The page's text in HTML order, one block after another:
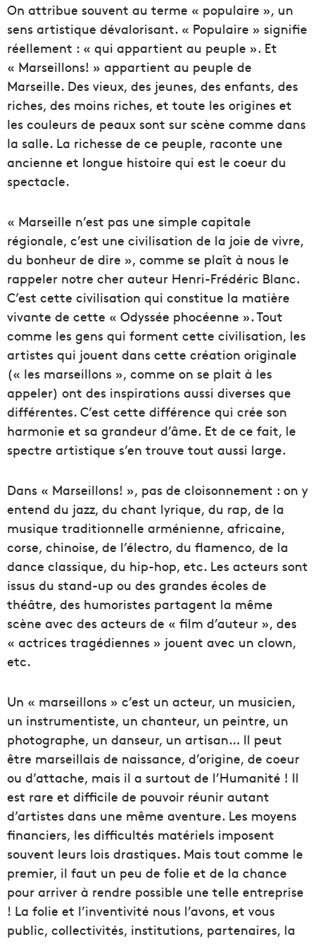
On attribue souvent au terme « populaire », un
sens artistique dévalorisant. « Populaire » signifie
réellement : « qui appartient au peuple ». Et
« Marseillons! » appartient au peuple de
Marseille. Des vieux, des jeunes, des enfants, des
riches, des moins riches, et toute les origines et
les couleurs de peaux sont sur scène comme dans
la salle. La richesse de ce peuple, raconte une
ancienne et longue histoire qui est le coeur du
spectacle.
« Marseille n’est pas une simple capitale
régionale, c’est une civilisation de la joie de vivre,
du bonheur de dire », comme se plaît à nous le
rappeler notre cher auteur Henri-Frédéric Blanc.
C’est cette civilisation qui constitue la matière
vivante de cette « Odyssée phocéenne ». Tout
comme les gens qui forment cette civilisation, les
artistes qui jouent dans cette création originale
(« les marseillons », comme on se plait à les
appeler) ont des inspirations aussi diverses que
différentes. C’est cette différence qui crée son
harmonie et sa grandeur d’âme. Et de ce fait, le
spectre artistique s’en trouve tout aussi large.
Dans « Marseillons! », pas de cloisonnement : on y
entend du jazz, du chant lyrique, du rap, de la
musique traditionnelle arménienne, africaine,
corse, chinoise, de l’électro, du flamenco, de la
dance classique, du hip-hop, etc. Les acteurs sont
issus du stand-up ou des grandes écoles de
théâtre, des humoristes partagent la même
scène avec des acteurs de « film d’auteur », des
« actrices tragédiennes » jouent avec un clown,
etc.
Un « marseillons » c’est un acteur, un musicien,
un instrumentiste, un chanteur, un peintre, un
photographe, un danseur, un artisan… Il peut
être marseillais de naissance, d’origine, de coeur
ou d’attache, mais il a surtout de l’Humanité ! Il
est rare et difficile de pouvoir réunir autant
d’artistes dans une même aventure. Les moyens
financiers, les difficultés matériels imposent
souvent leurs lois drastiques. Mais tout comme le
premier, il faut un peu de folie et de la chance
pour arriver à rendre possible une telle entreprise
! La folie et l’inventivité nous l’avons, et vous
public, collectivités, institutions, partenaires, la